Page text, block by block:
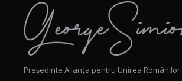
Președinte Alianța pentru Unirea Românilor.